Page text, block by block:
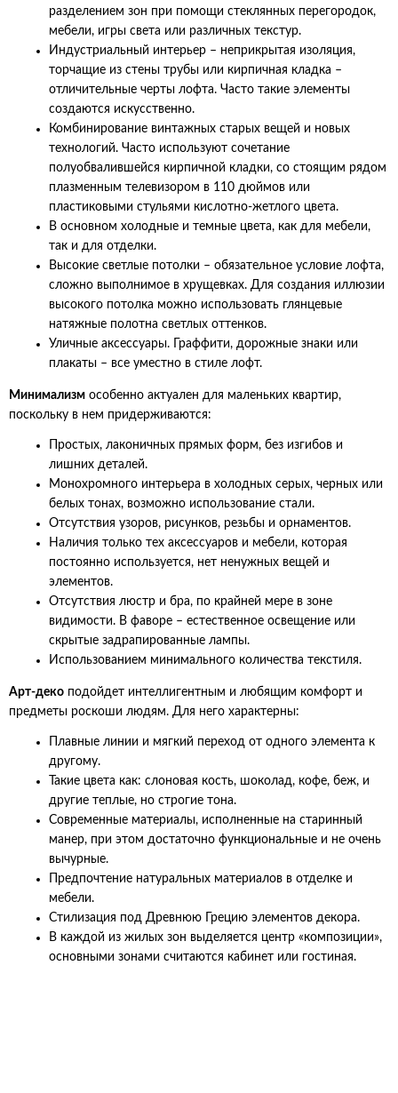
разделением зон при помощи стеклянных перегородок,
мебели, игры света или различных текстур.
Индустриальный интерьер – неприкрытая изоляция,
торчащие из стены трубы или кирпичная кладка –
отличительные черты лофта. Часто такие элементы
создаются искусственно.
Комбинирование винтажных старых вещей и новых
технологий. Часто используют сочетание
полуобвалившейся кирпичной кладки, со стоящим рядом
плазменным телевизором в 110 дюймов или
пластиковыми стульями кислотно-жетлого цвета.
В основном холодные и темные цвета, как для мебели,
так и для отделки.
Высокие светлые потолки – обязательное условие лофта,
сложно выполнимое в хрущевках. Для создания иллюзии
высокого потолка можно использовать глянцевые
натяжные полотна светлых оттенков.
Уличные аксессуары. Граффити, дорожные знаки или
плакаты – все уместно в стиле лофт.
Минимализм особенно актуален для маленьких квартир,
поскольку в нем придерживаются:
Простых, лаконичных прямых форм, без изгибов и
лишних деталей.
Монохромного интерьера в холодных серых, черных или
белых тонах, возможно использование стали.
Отсутствия узоров, рисунков, резьбы и орнаментов.
Наличия только тех аксессуаров и мебели, которая
постоянно используется, нет ненужных вещей и
элементов.
Отсутствия люстр и бра, по крайней мере в зоне
видимости. В фаворе – естественное освещение или
скрытые задрапированные лампы.
Использованием минимального количества текстиля.
Арт-деко подойдет интеллигентным и любящим комфорт и
предметы роскоши людям. Для него характерны:
Плавные линии и мягкий переход от одного элемента к
другому.
Такие цвета как: слоновая кость, шоколад, кофе, беж, и
другие теплые, но строгие тона.
Современные материалы, исполненные на старинный
манер, при этом достаточно функциональные и не очень
вычурные.
Предпочтение натуральных материалов в отделке и
мебели.
Стилизация под Древнюю Грецию элементов декора.
В каждой из жилых зон выделяется центр «композиции»,
основными зонами считаются кабинет или гостиная.